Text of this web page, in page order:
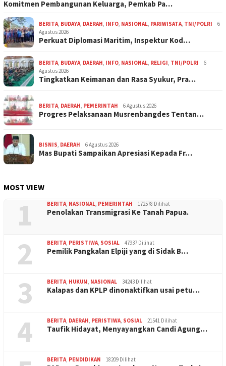
Komitmen Pembangunan Keluarga, Pemkab Pa…
BERITA, BUDAYA, DAERAH, INFO, NASIONAL, PARIWISATA, TNI/POLRI
6
Agustus 2026
Perkuat Diplomasi Maritim, Inspektur Kod…
BERITA, BUDAYA, DAERAH, INFO, NASIONAL, RELIGI, TNI/POLRI
6
Agustus 2026
Tingkatkan Keimanan dan Rasa Syukur, Pra…
BERITA, DAERAH, PEMERINTAH 6 Agustus 2026
Progres Pelaksanaan Musrenbangdes Tentan…
BISNIS, DAERAH 6 Agustus 2026
Mas Bupati Sampaikan Apresiasi Kepada Fr…
MOST VIEW
1 BERITA, NASIONAL, PEMERINTAH 172578 Dilihat
Penolakan Transmigrasi Ke Tanah Papua.
2 BERITA, PERISTIWA, SOSIAL 47937 Dilihat
Pemilik Pangkalan Elpiji yang di Sidak B…
3 BERITA, HUKUM, NASIONAL 34243 Dilihat
Kalapas dan KPLP dinonaktifkan usai petu…
4 BERITA, DAERAH, PERISTIWA, SOSIAL 21541 Dilihat
Taufik Hidayat, Menyayangkan Candi Agung…
BERITA, PENDIDIKAN 18209 Dilihat